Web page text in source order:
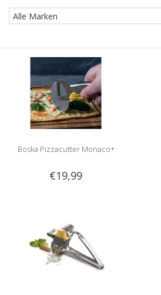
Boska Pizzacutter Monaco+
€19,99